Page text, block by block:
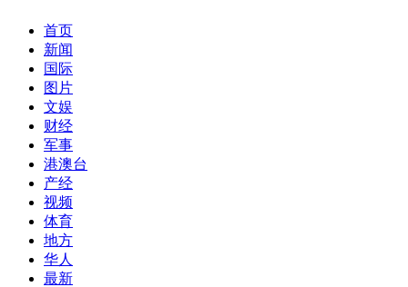
首页
新闻
国际
图片
文娱
财经
军事
港澳台
产经
视频
体育
地方
华人
最新